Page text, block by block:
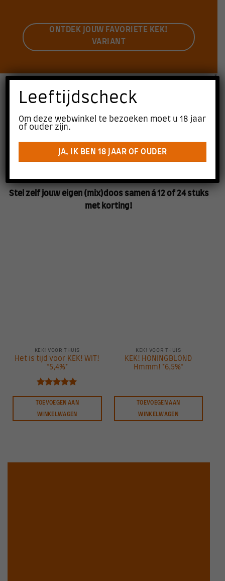
ONTDEK JOUW FAVORIETE KEK!
VARIANT
ONZE ZES KEK! SPECIAALBIEREN
BESTEL KEK! BIER (MIX)DOOS 24 STUKS
Stel zelf jouw eigen (mix)doos samen á 12 of 24 stuks
met korting!
KEK! VOOR THUIS
Het is tijd voor KEK! WIT!
*5,4%*
5.00uit 5
TOEVOEGEN AAN
WINKELWAGEN
KEK! VOOR THUIS
KEK! HONINGBLOND
Hmmm! *6,5%*
TOEVOEGEN AAN
WINKELWAGEN
Leeftijdscheck
Om deze webwinkel te bezoeken moet u 18 jaar
of ouder zijn.
JA, IK BEN 18 JAAR OF OUDER
×